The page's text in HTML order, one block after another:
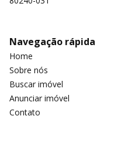
Navegação rápida
Home
Sobre nós
Buscar imóvel
Anunciar imóvel
Contato